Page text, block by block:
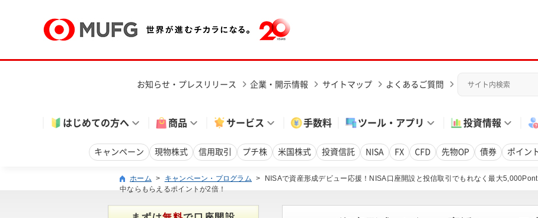
お知らせ・プレスリリース 企業・開示情報 サイトマップ よくあるご質問
はじめての方へ 商品 サービス 手数料 ツール・アプリ 投資情報
キャンペーン 現物株式 信用取引 プチ株 米国株式 投資信託 NISA FX CFD 先物OP 債券 ポイン
ホーム > キャンペーン・プログラム >
NISAで資産形成デビュー応援！NISA口座開設と投信取引でもれなく最大
中ならもらえるポイントが2倍！